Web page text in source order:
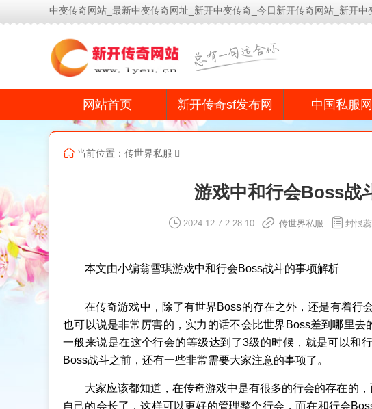
中变传奇网站_最新中变传奇网址_新开中变传奇_今日新开传奇网站_新开中
网站首页 新开传奇sf发布网 中国私服网
当前位置： 传世界私服
游戏中和行会Boss战
2024-12-7 2:28:10 传世界私服 封恨蕊
本文由小编翁雪琪游戏中和行会Boss战斗的事项解析
在传奇游戏中，除了有世界Boss的存在之外，还是有着行
也可以说是非常厉害的，实力的话不会比世界Boss差到哪里去
一般来说是在这个行会的等级达到了3级的时候，就是可以和
Boss战斗之前，还有一些非常需要大家注意的事项了。
大家应该都知道，在传奇游戏中是有很多的行会的存在的
自己的会长了，这样可以更好的管理整个行会，而在和行会